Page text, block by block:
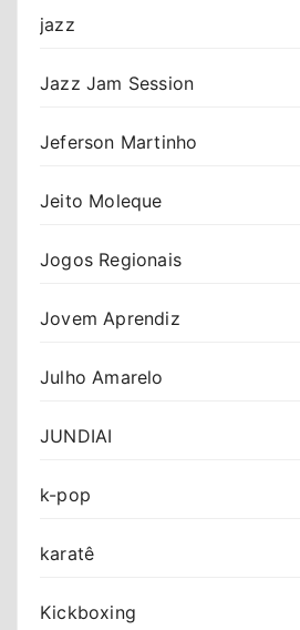
jazz
Jazz Jam Session
Jeferson Martinho
Jeito Moleque
Jogos Regionais
Jovem Aprendiz
Julho Amarelo
JUNDIAI
k-pop
karatê
Kickboxing